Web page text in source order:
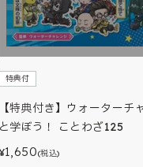
特典付
【特典付き】ウォーターチ
と学ぼう！ ことわざ125
1,650(税込)